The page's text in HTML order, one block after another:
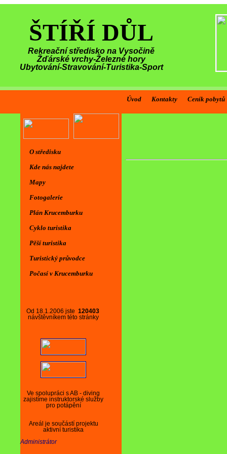
ŠTÍŘÍ DŮL
Rekreační středisko na Vysočině
Žďárské vrchy-Železné hory
Ubytování-Stravování-Turistika-Sport
Úvod Kontakty Ceník pobytů
Od 18.1.2006 jste 120403
návštěvníkem této stránky
Ve spolupráci s AB - diving
zajistíme instruktorské služby
pro potápění
Areál je součástí projektu
aktivní turistika
Administrátor
O středisku
Kde nás najdete
Mapy
Fotogalerie
Plán Krucemburku
Cyklo turistika
Pěší turistika
Turistický průvodce
Počasí v Krucemburku